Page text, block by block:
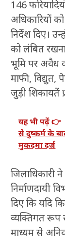
146
अधिकारियों
निर्देश दिए।
को लंबित
भूमि पर अवैध
माफी,
जुड़ी शिकायतें
यह भी पढ़ें 👉
से दुष्कर्म के
मुकदमा दर्ज
जिलाधिकारी
निर्माणदायी
दिए कि यदि
व्यक्तिगत रूप
माध्यम से